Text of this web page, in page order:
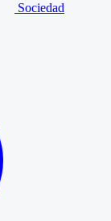
Sociedad